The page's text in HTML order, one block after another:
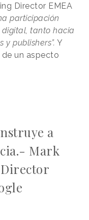
Director EMEA
participación
tanto hacia
publishers”. Y
un aspecto
a
Mark